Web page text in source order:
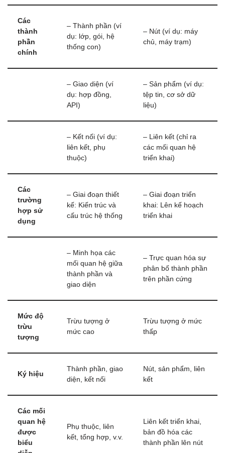
Các
thành
phần
chính
– Thành phần (ví
dụ: lớp, gói, hệ
thống con)
– Nút (ví dụ: máy
chủ, máy trạm)
– Giao diện (ví
dụ: hợp đồng,
API)
– Sản phẩm (ví dụ:
tệp tin, cơ sở dữ
liệu)
– Kết nối (ví dụ:
liên kết, phụ
thuộc)
– Liên kết (chỉ ra
các mối quan hệ
triển khai)
Các
trường
hợp sử
dụng
– Giai đoạn thiết
kế: Kiến trúc và
cấu trúc hệ thống
– Giai đoạn triển
khai: Lên kế hoạch
triển khai
– Minh họa các
mối quan hệ giữa
thành phần và
giao diện
– Trực quan hóa sự
phân bố thành phần
trên phần cứng
Mức độ
trừu
tượng
Trừu tượng ở
mức cao
Trừu tượng ở mức
thấp
Ký hiệu
Thành phần, giao
diện, kết nối
Nút, sản phẩm, liên
kết
Các mối
quan hệ
được
biểu
Phụ thuộc, liên
kết, tổng hợp, v.v.
Liên kết triển khai,
bản đồ hóa các
thành phần lên nút